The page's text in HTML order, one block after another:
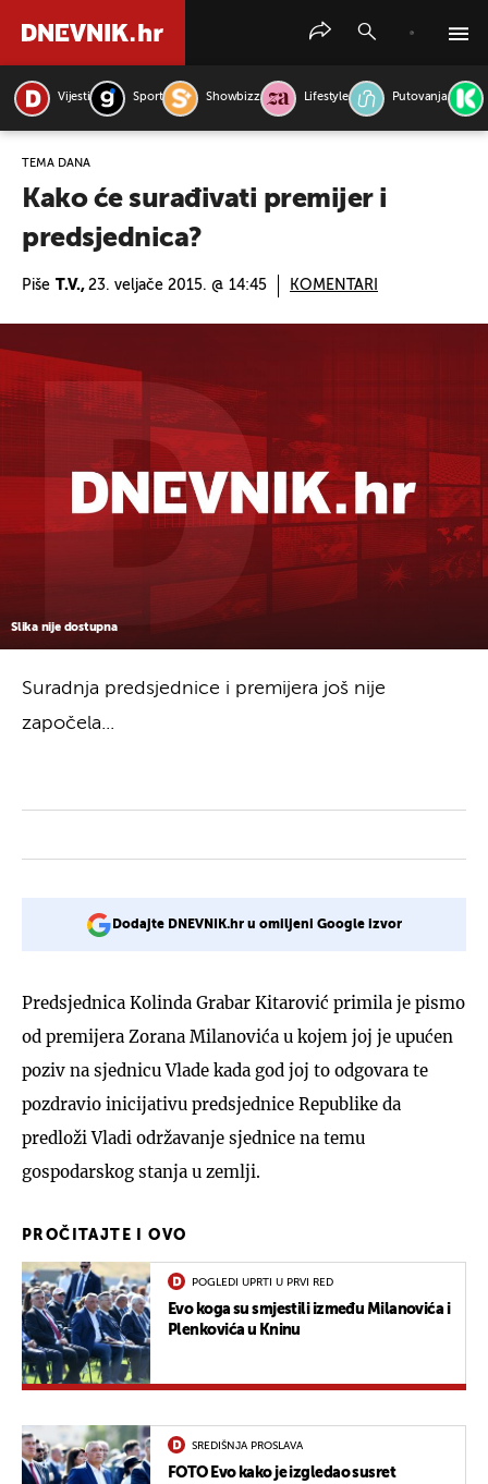
Vijesti Sport Showbizz Lifestyle Putovanja
TEMA DANA
Kako će surađivati premijer i
predsjednica?
Piše T.V., 23. veljače 2015. @ 14:45 KOMENTARI
Slika nije dostupna
Suradnja predsjednice i premijera još nije
započela...
Dodajte DNEVNIK.hr u omiljeni Google izvor
Predsjednica Kolinda Grabar Kitarović primila je pismo
od premijera Zorana Milanovića u kojem joj je upućen
poziv na sjednicu Vlade kada god joj to odgovara te
pozdravio inicijativu predsjednice Republike da
predloži Vladi održavanje sjednice na temu
gospodarskog stanja u zemlji.
PROČITAJTE I OVO
POGLEDI UPRTI U PRVI RED
Evo koga su smjestili između Milanovića i
Plenkovića u Kninu
SREDIŠNJA PROSLAVA
FOTO Evo kako je izgledao susret
PRETRAŽITE VIJESTI